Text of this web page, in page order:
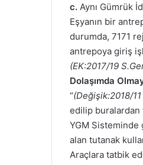
c. Aynı Gümrük
Eşyanın bir
durumda, 7171
antrepoya giriş
(EK:2017/19
Dolaşımda
“(Değişik:2018/
edilip buralardan
YGM Sisteminde
alan tutanak
Araçlara tatbik